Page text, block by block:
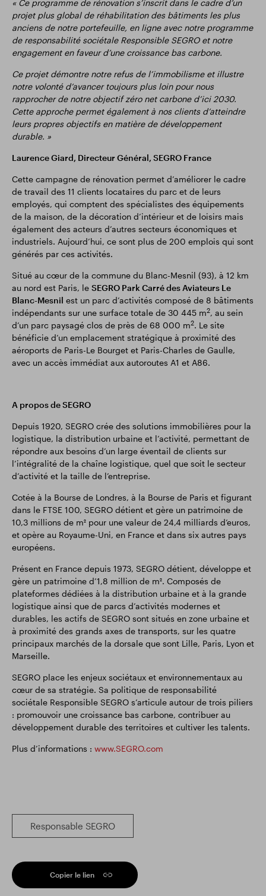
« Ce programme de rénovation s’inscrit dans le cadre d’un
projet plus global de réhabilitation des bâtiments les plus
anciens de notre portefeuille, en ligne avec notre programme
de responsabilité sociétale Responsible SEGRO et notre
engagement en faveur d’une croissance bas carbone.
Ce projet démontre notre refus de l’immobilisme et illustre
notre volonté d’avancer toujours plus loin pour nous
rapprocher de notre objectif zéro net carbone d’ici 2030.
Cette approche permet également à nos clients d’atteindre
leurs propres objectifs en matière de développement
durable. »
Laurence Giard, Directeur Général, SEGRO France
Cette campagne de rénovation permet d’améliorer le cadre
de travail des 11 clients locataires du parc et de leurs
employés, qui comptent des spécialistes des équipements
de la maison, de la décoration d’intérieur et de loisirs mais
également des acteurs d’autres secteurs économiques et
industriels. Aujourd’hui, ce sont plus de 200 emplois qui sont
générés par ces activités.
Situé au cœur de la commune du Blanc-Mesnil (93), à 12 km
au nord est Paris, le SEGRO Park Carré des Aviateurs Le
Blanc-Mesnil est un parc d’activités composé de 8 bâtiments
indépendants sur une surface totale de 30 445 m2, au sein
d’un parc paysagé clos de près de 68 000 m2. Le site
bénéficie d’un emplacement stratégique à proximité des
aéroports de Paris-Le Bourget et Paris-Charles de Gaulle,
avec un accès immédiat aux autoroutes A1 et A86.
A propos de SEGRO
Depuis 1920, SEGRO crée des solutions immobilières pour la
logistique, la distribution urbaine et l’activité, permettant de
répondre aux besoins d’un large éventail de clients sur
l’intégralité de la chaîne logistique, quel que soit le secteur
d’activité et la taille de l’entreprise.
Cotée à la Bourse de Londres, à la Bourse de Paris et figurant
dans le FTSE 100, SEGRO détient et gère un patrimoine de
10,3 millions de m² pour une valeur de 24,4 milliards d’euros,
et opère au Royaume-Uni, en France et dans six autres pays
européens.
Présent en France depuis 1973, SEGRO détient, développe et
gère un patrimoine d’1,8 million de m². Composés de
plateformes dédiées à la distribution urbaine et à la grande
logistique ainsi que de parcs d’activités modernes et
durables, les actifs de SEGRO sont situés en zone urbaine et
à proximité des grands axes de transports, sur les quatre
principaux marchés de la dorsale que sont Lille, Paris, Lyon et
Marseille.
SEGRO place les enjeux sociétaux et environnementaux au
cœur de sa stratégie. Sa politique de responsabilité
sociétale Responsible SEGRO s’articule autour de trois piliers
: promouvoir une croissance bas carbone, contribuer au
développement durable des territoires et cultiver les talents.
Plus d’informations : www.SEGRO.com
Responsable SEGRO
Copier le lien